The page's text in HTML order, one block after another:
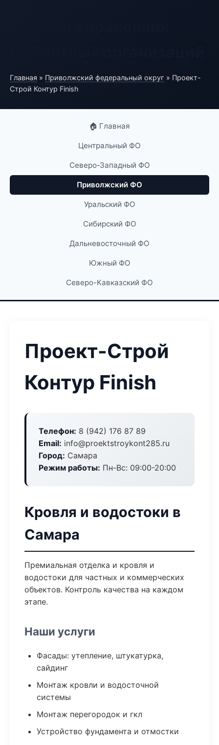
Главная » Приволжский федеральный округ » Проект-
Строй Контур Finish
🏠 Главная
Центральный ФО
Северо-Западный ФО
Приволжский ФО
Уральский ФО
Сибирский ФО
Дальневосточный ФО
Южный ФО
Северо-Кавказский ФО
Проект-Строй
Контур Finish
Телефон: 8 (942) 176 87 89
Email: info@proektstroykont285.ru
Город: Самара
Режим работы: Пн-Вс: 09:00-20:00
Кровля и водостоки в
Самара
Премиальная отделка и кровля и
водостоки для частных и коммерческих
объектов. Контроль качества на каждом
этапе.
Наши услуги
Фасады: утепление, штукатурка,
сайдинг
Монтаж кровли и водосточной
системы
Монтаж перегородок и гкл
Устройство фундамента и отмостки